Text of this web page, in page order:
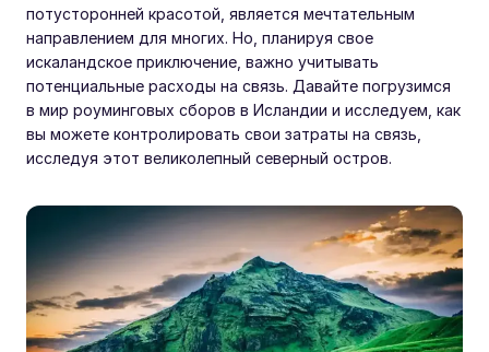
потусторонней красотой, является мечтательным
направлением для многих. Но, планируя свое
искаландское приключение, важно учитывать
потенциальные расходы на связь. Давайте погрузимся
в мир роуминговых сборов в Исландии и исследуем, как
вы можете контролировать свои затраты на связь,
исследуя этот великолепный северный остров.